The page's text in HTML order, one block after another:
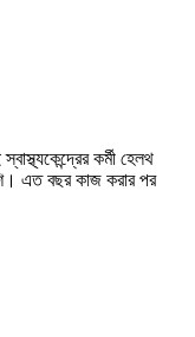
কর্মী হেলথ
এত বছর কাজ করার পর